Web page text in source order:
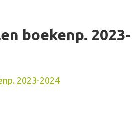
boekenp. 2023-
2023-2024